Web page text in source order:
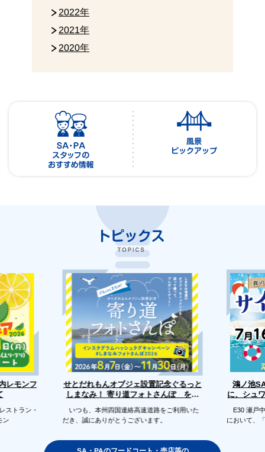
2022年
2021年
2020年
レモンフ
ストラン・
ン
せとだれもんオブジェ設置記念ぐるっと
しまなみ！ 寄り道フォトさんぽ を開
いつも、本州四国連絡高速道路をご利用いた
だき、誠にありがとうございます。
鴻ノ池
に、シュ
E30 瀬戸中
において、